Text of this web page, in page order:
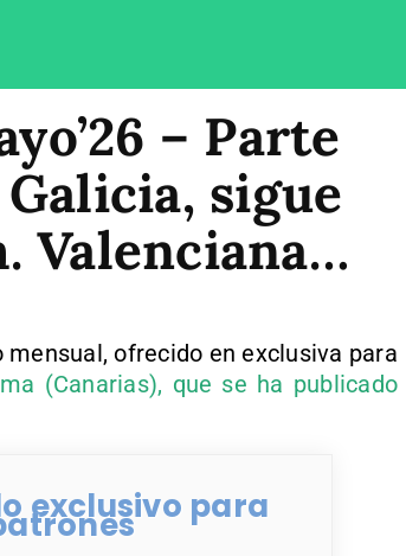
– Parte
sigue
Valenciana…
ofrecido en exclusiva para
(Canarias), que se ha publicado
exclusivo para